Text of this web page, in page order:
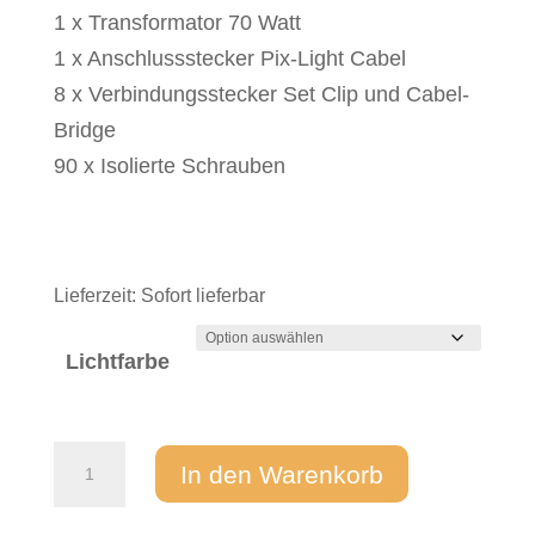
1 x Transformator 70 Watt
1 x Anschlussstecker Pix-Light Cabel
8 x Verbindungsstecker Set Clip und Cabel-
Bridge
90 x Isolierte Schrauben
Lieferzeit: Sofort lieferbar
Lichtfarbe
Sternenhimmel
In den Warenkorb